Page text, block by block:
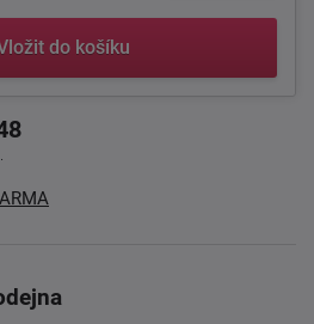
do košíku